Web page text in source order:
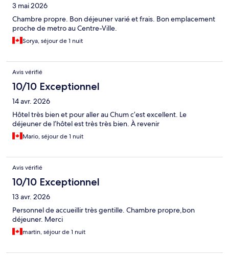
3 mai 2026
Chambre propre. Bon déjeuner varié et frais. Bon emplacement
proche de metro au Centre-Ville.
Sorya, séjour de 1 nuit
Avis vérifié
10/10 Exceptionnel
14 avr. 2026
Hôtel très bien et pour aller au Chum c’est excellent. Le
déjeuner de l’hôtel est très très bien. À revenir
Mario, séjour de 1 nuit
Avis vérifié
10/10 Exceptionnel
13 avr. 2026
Personnel de accueillir très gentille. Chambre propre,bon
déjeuner. Merci
martin, séjour de 1 nuit